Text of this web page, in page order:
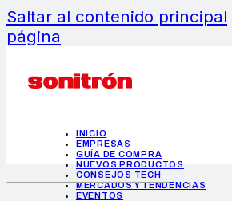
Saltar al contenido principal
página
INICIO
EMPRESAS
GUÍA DE COMPRA
NUEVOS PRODUCTOS
CONSEJOS TECH
MERCADOS Y TENDENCIAS
EVENTOS